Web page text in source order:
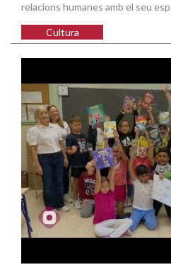
relacions humanes amb el seu
Cultura